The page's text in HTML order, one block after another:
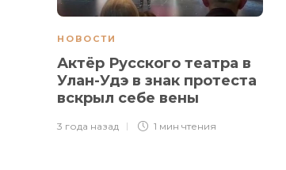
НОВОСТИ
Актёр Русского театра в
Улан-Удэ в знак протеста
вскрыл себе вены
3 года назад 1 мин чтения